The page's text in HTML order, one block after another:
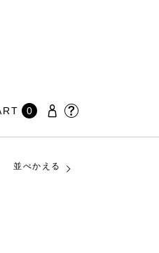
0
並べかえる